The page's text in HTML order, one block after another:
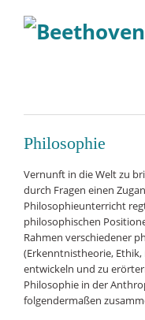
Philosophie
Vernunft in die Welt zu
durch Fragen einen
Philosophieunterricht
philosophischen
Rahmen verschiedener
(Erkenntnistheorie,
entwickeln und zu
Philosophie in der
folgendermaßen